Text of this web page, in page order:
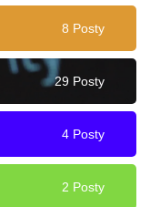
8 Posty
29 Posty
4 Posty
2 Posty